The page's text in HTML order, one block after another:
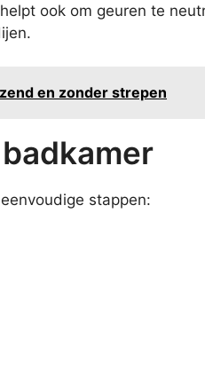
ook om geuren te
en zonder strepen
stappen: